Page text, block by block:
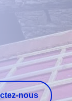
nous